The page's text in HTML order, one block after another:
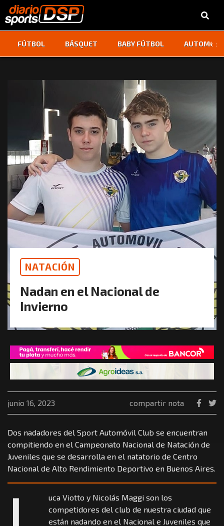
FÚTBOL BÁSQUET BABY FÚTBOL ‹ ›
NATACIÓN
Nadan en el Nacional de
Invierno
junio 16, 2023 compartir nota
Dos nadadores del Sport Automóvil Club se encuentran
compitiendo en el Campeonato Nacional de Natación de
Juveniles que se desarrolla en el natatorio de Centro
Nacional de Alto Rendimiento Deportivo en Buenos Aires.
uca Viotto y Nicolás Maggi son los
competidores del club de nuestra ciudad que
están nadando en el Nacional e Juveniles que